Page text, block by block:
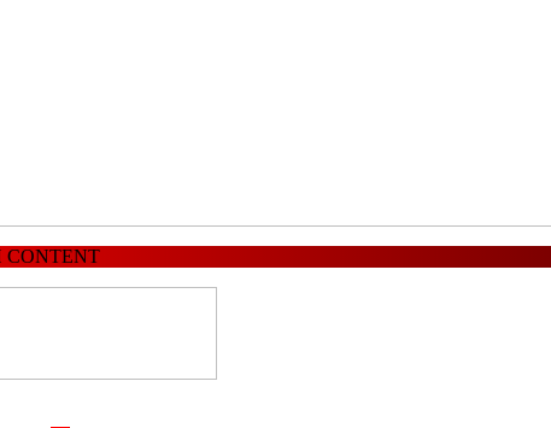
CONTENT